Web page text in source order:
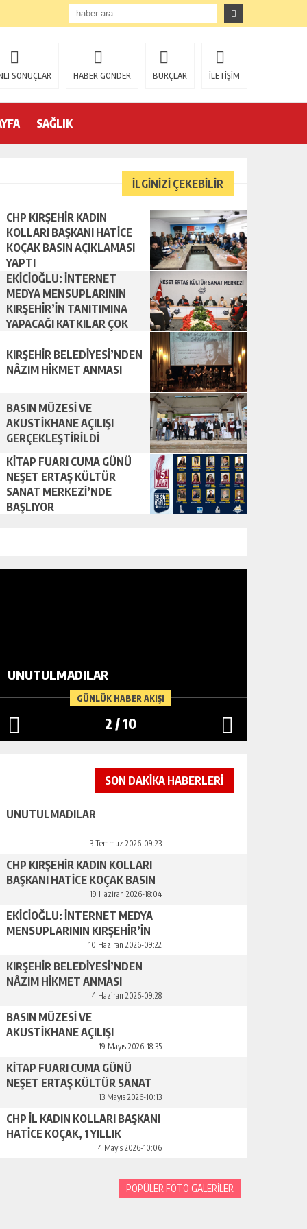
SONUÇLAR HABER GÖNDER BURÇLAR İLETİŞİM
SAĞLIK
İLGİNİZİ ÇEKEBİLİR
CHP KIRŞEHİR KADIN
KOLLARI BAŞKANI HATİCE
KOÇAK BASIN AÇIKLAMASI
YAPTI
EKİCİOĞLU: İNTERNET
MEDYA MENSUPLARININ
KIRŞEHİR’İN TANITIMINA
YAPACAĞI KATKILAR ÇOK
KIRŞEHİR BELEDİYESİ’NDEN
NÂZIM HİKMET ANMASI
BASIN MÜZESİ VE
AKUSTİKHANE AÇILIŞI
GERÇEKLEŞTİRİLDİ
KİTAP FUARI CUMA GÜNÜ
NEŞET ERTAŞ KÜLTÜR
SANAT MERKEZİ’NDE
BAŞLIYOR
GÜNLÜK HABER AKIŞI
UNUTULMADILAR
2 /10
SON DAKİKA HABERLERİ
UNUTULMADILAR
3 Temmuz 2026-09:23
CHP KIRŞEHİR KADIN KOLLARI
BAŞKANI HATİCE KOÇAK BASIN
AÇIKLAMASI YAPTI19 Haziran 2026-18:04
EKİCİOĞLU: İNTERNET MEDYA
MENSUPLARININ KIRŞEHİR’İN
TANITIMINA YAPACAĞI
KATKILAR ÇOK ÖNEMLİ
10 Haziran 2026-09:22
KIRŞEHİR BELEDİYESİ’NDEN
NÂZIM HİKMET ANMASI
4 Haziran 2026-09:28
BASIN MÜZESİ VE
AKUSTİKHANE AÇILIŞI
GERÇEKLEŞTİRİLDİ19 Mayıs 2026-18:35
KİTAP FUARI CUMA GÜNÜ
NEŞET ERTAŞ KÜLTÜR SANAT
MERKEZİ’NDE BAŞLIYOR13 Mayıs 2026-10:13
CHP İL KADIN KOLLARI BAŞKANI
HATİCE KOÇAK, 1 YILLIK
ÇALIŞMALARINI BASINLA4 Mayıs 2026-10:06
POPÜLER FOTO GALERİLER